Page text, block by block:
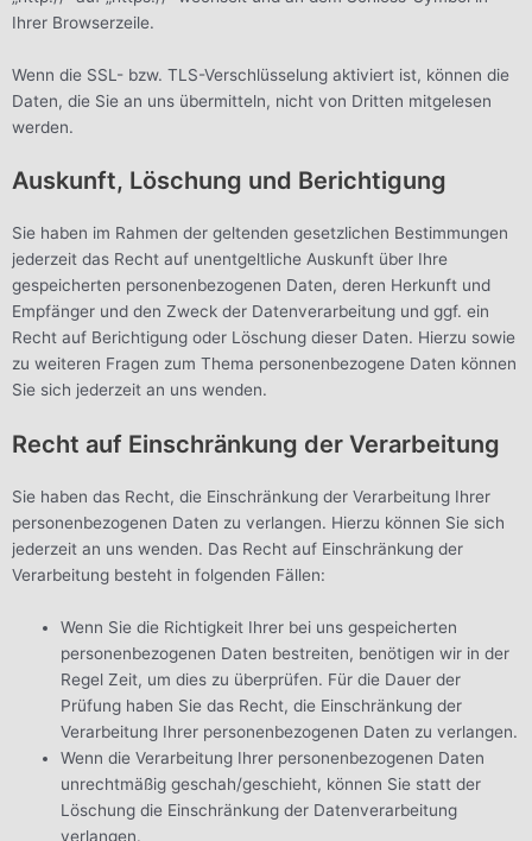
Ihrer Browserzeile.
Wenn die SSL- bzw. TLS-Verschlüsselung aktiviert ist, können die
Daten, die Sie an uns übermitteln, nicht von Dritten mitgelesen
werden.
Auskunft, Löschung und Berichtigung
Sie haben im Rahmen der geltenden gesetzlichen Bestimmungen
jederzeit das Recht auf unentgeltliche Auskunft über Ihre
gespeicherten personenbezogenen Daten, deren Herkunft und
Empfänger und den Zweck der Datenverarbeitung und ggf. ein
Recht auf Berichtigung oder Löschung dieser Daten. Hierzu sowie
zu weiteren Fragen zum Thema personenbezogene Daten können
Sie sich jederzeit an uns wenden.
Recht auf Einschränkung der Verarbeitung
Sie haben das Recht, die Einschränkung der Verarbeitung Ihrer
personenbezogenen Daten zu verlangen. Hierzu können Sie sich
jederzeit an uns wenden. Das Recht auf Einschränkung der
Verarbeitung besteht in folgenden Fällen:
Wenn Sie die Richtigkeit Ihrer bei uns gespeicherten
personenbezogenen Daten bestreiten, benötigen wir in der
Regel Zeit, um dies zu überprüfen. Für die Dauer der
Prüfung haben Sie das Recht, die Einschränkung der
Verarbeitung Ihrer personenbezogenen Daten zu verlangen.
Wenn die Verarbeitung Ihrer personenbezogenen Daten
unrechtmäßig geschah/geschieht, können Sie statt der
Löschung die Einschränkung der Datenverarbeitung
verlangen.